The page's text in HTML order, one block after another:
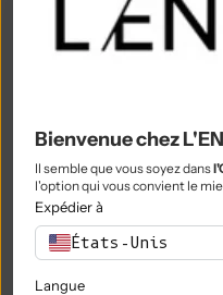
Nigeria (NGN ₦)
Niue (NZD $)
Macédoine du
Norvège (EUR €)
Oman (EUR €)
Pakistan (PKR ₨)
Bienvenue chez
Il semble que vous soyez dans
l'option qui vous convient le
Expédier à
États-Unis
Langue